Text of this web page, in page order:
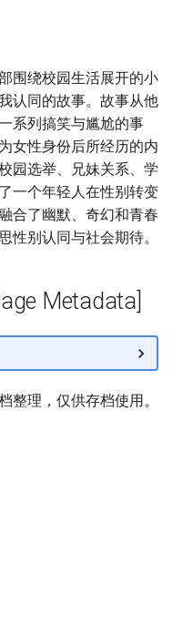
围绕校园生活展开的小
认同的故事。故事从他
系列搞笑与尴尬的事
女性身份后所经历的内
园选举、兄妹关系、学
一个年轻人在性别转变
合了幽默、奇幻和青春
性别认同与社会期待。
Metadata]
整理，仅供存档使用。